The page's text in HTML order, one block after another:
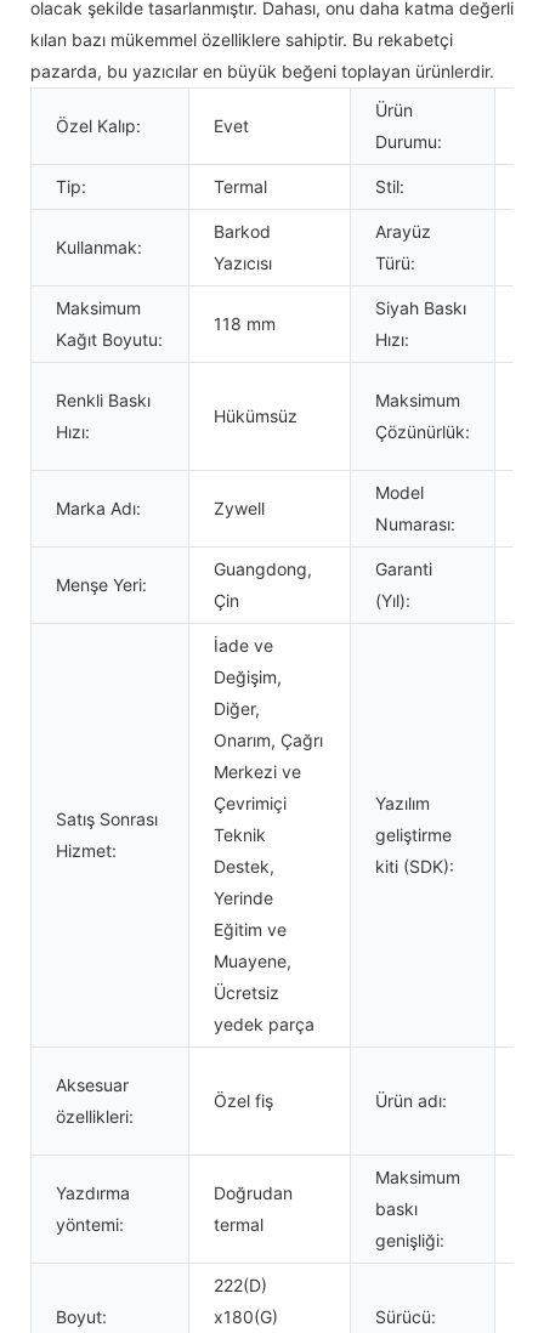
olacak şekilde tasarlanmıştır. Dahası, onu daha katma değerli
kılan bazı mükemmel özelliklere sahiptir. Bu rekabetçi
pazarda, bu yazıcılar en büyük beğeni toplayan ürünlerdir.
Özel Kalıp: Evet
Ürün
Durumu:
Tip: Termal Stil:
Kullanmak:
Barkod
Yazıcısı
Arayüz
Türü:
Maksimum
Kağıt Boyutu:
118 mm
Siyah Baskı
Hızı:
Renkli Baskı
Hızı:
Hükümsüz
Maksimum
Çözünürlük:
Marka Adı: Zywell
Model
Numarası:
Menşe Yeri:
Guangdong,
Çin
Garanti
(Yıl):
Satış Sonrası
Hizmet:
İade ve
Değişim,
Diğer,
Onarım, Çağrı
Merkezi ve
Çevrimiçi
Teknik
Destek,
Yerinde
Eğitim ve
Muayene,
Ücretsiz
yedek parça
Yazılım
geliştirme
kiti (SDK):
Aksesuar
özellikleri:
Özel fiş Ürün adı:
Yazdırma
yöntemi:
Doğrudan
termal
Maksimum
baskı
genişliği:
Boyut:
222(D)
x180(G)
Sürücü: